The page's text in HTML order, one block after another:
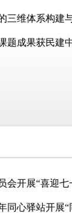
三维体系构
题成果获民建
会开展“喜迎七
同心驿站开展